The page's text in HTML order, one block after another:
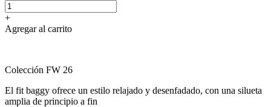
+
Agregar al carrito
Colección FW 26
El fit baggy ofrece un estilo relajado y desenfadado, con una silueta
amplia de principio a fin